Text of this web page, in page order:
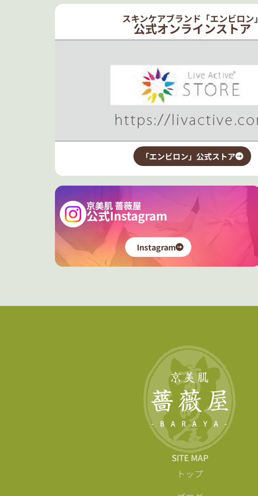
スキンケアブランド「エンビロン」
公式オンラインストア
「エンビロン」公式ストア
京美肌 薔薇屋
公式Instagram
Instagram
SITE MAP
トップ